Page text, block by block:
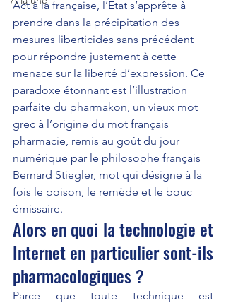
Act à la française, l’Etat s’apprête à
prendre dans la précipitation des
mesures liberticides sans précédent
pour répondre justement à cette
menace sur la liberté d’expression. Ce
paradoxe étonnant est l’illustration
parfaite du pharmakon, un vieux mot
grec à l’origine du mot français
pharmacie, remis au goût du jour
numérique par le philosophe français
Bernard Stiegler, mot qui désigne à la
fois le poison, le remède et le bouc
émissaire.
Alors en quoi la technologie et
Internet en particulier sont-ils
pharmacologiques ?
Parce que toute technique est